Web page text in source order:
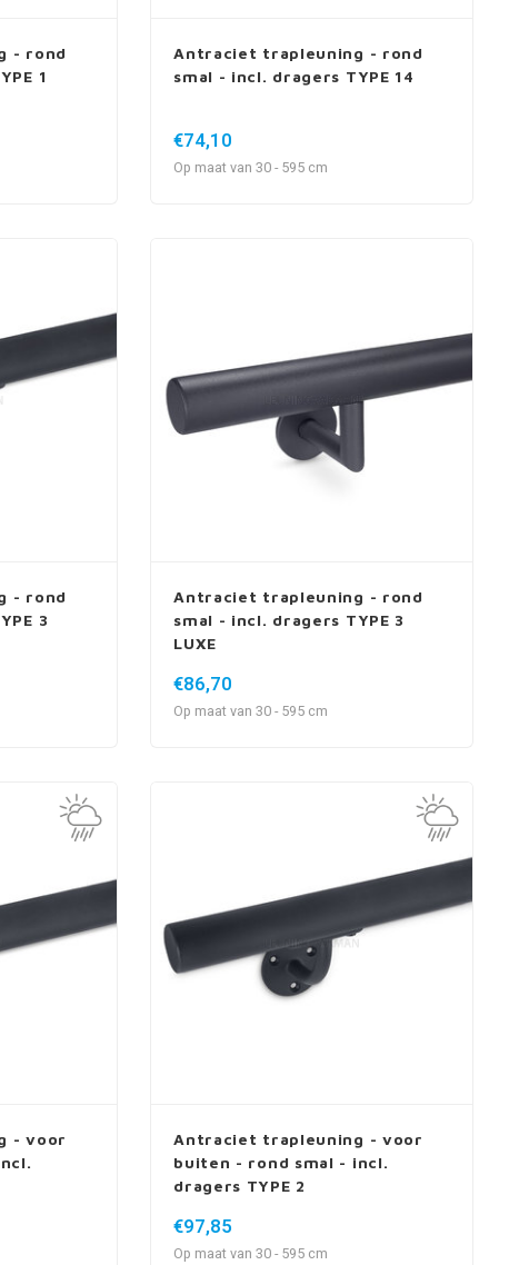
- rond
1
Antraciet trapleuning - rond
smal - incl. dragers TYPE 14
€74,10
Op maat van 30 - 595 cm
- rond
3
Antraciet trapleuning - rond
smal - incl. dragers TYPE 3
LUXE
€86,70
Op maat van 30 - 595 cm
- voor
Antraciet trapleuning - voor
buiten - rond smal - incl.
dragers TYPE 2
€97,85
Op maat van 30 - 595 cm